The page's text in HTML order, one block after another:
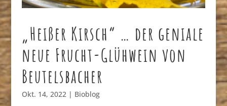
„Heißer Kirsch“ … der geniale
neue Frucht-Glühwein von
Beutelsbacher
Okt. 14, 2022 | Bioblog